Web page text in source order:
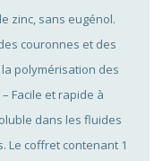
zinc, sans eugénol.
couronnes et des
la polymérisation des
Facile et rapide à
dans les fluides
Le coffret contenant 1